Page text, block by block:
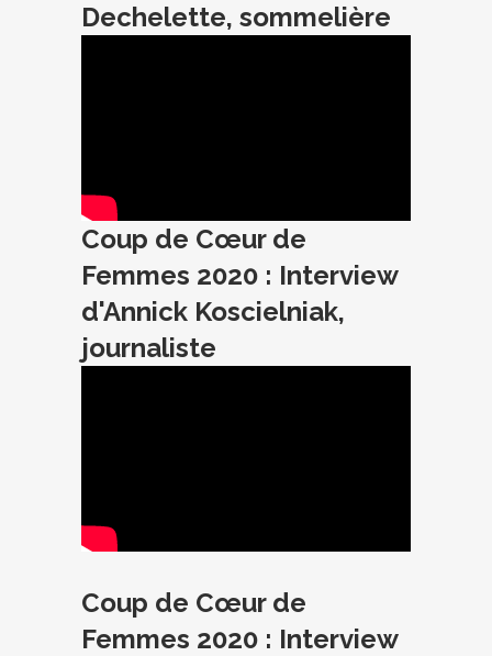
Dechelette, sommelière
Coup de Cœur de
Femmes 2020 : Interview
d'Annick Koscielniak,
journaliste
Coup de Cœur de
Femmes 2020 : Interview